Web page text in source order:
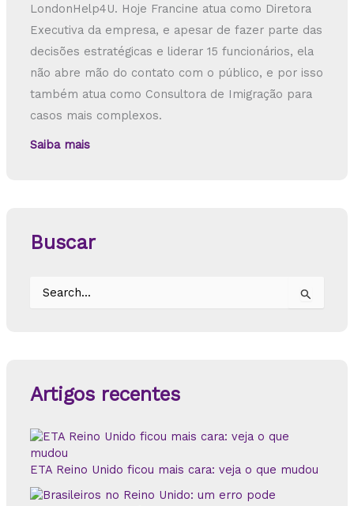
LondonHelp4U. Hoje Francine atua como Diretora
Executiva da empresa, e apesar de fazer parte das
decisões estratégicas e liderar 15 funcionários, ela
não abre mão do contato com o público, e por isso
também atua como Consultora de Imigração para
casos mais complexos.
Saiba mais
Buscar
s
a
p
o
r
Artigos recentes
ETA Reino Unido ficou mais cara: veja o que mudou